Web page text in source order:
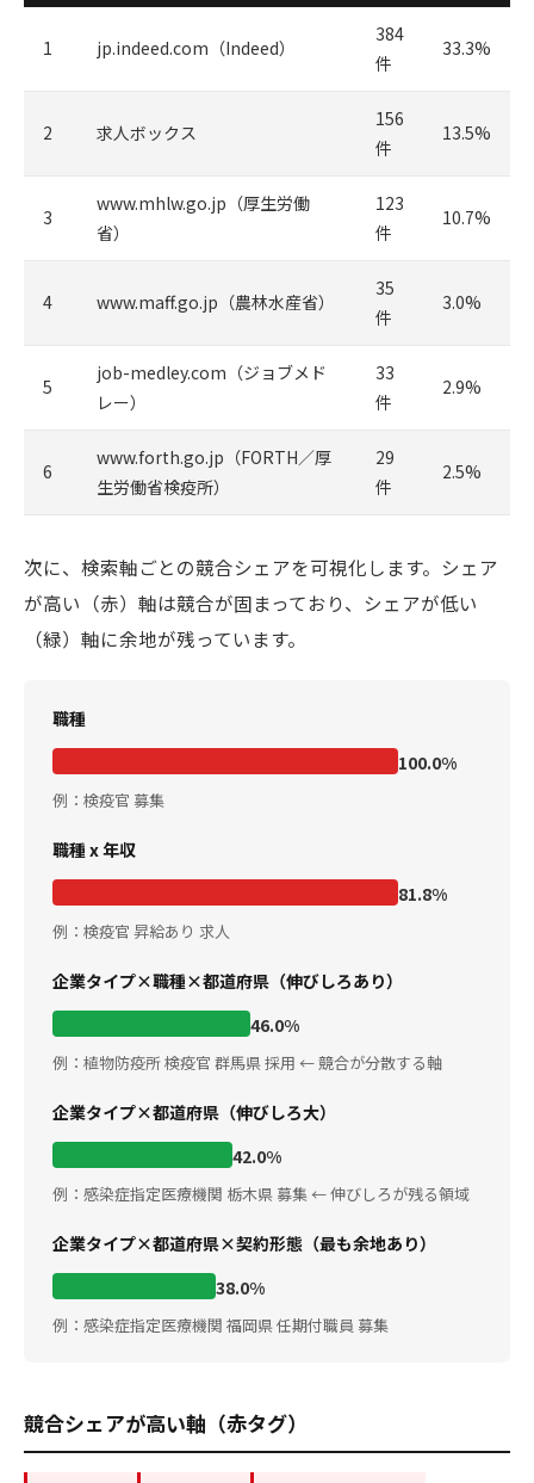
1 jp.indeed.com（Indeed）
384
件
33.3%
2 求人ボックス
156
件
13.5%
3
www.mhlw.go.jp（厚生労働
省）
123
件
10.7%
4 www.maff.go.jp（農林水産省）
35
件
3.0%
5
job-medley.com（ジョブメド
レー）
33
件
2.9%
6
www.forth.go.jp（FORTH／厚
生労働省検疫所）
29
件
2.5%
次に、検索軸ごとの競合シェアを可視化します。シェア
が高い（赤）軸は競合が固まっており、シェアが低い
（緑）軸に余地が残っています。
職種
100.0%
例：検疫官 募集
職種 x 年収
81.8%
例：検疫官 昇給あり 求人
企業タイプ×職種×都道府県（伸びしろあり）
46.0%
例：植物防疫所 検疫官 群馬県 採用 ← 競合が分散する軸
企業タイプ×都道府県（伸びしろ大）
42.0%
例：感染症指定医療機関 栃木県 募集 ← 伸びしろが残る領域
企業タイプ×都道府県×契約形態（最も余地あり）
38.0%
例：感染症指定医療機関 福岡県 任期付職員 募集
競合シェアが高い軸（赤タグ）